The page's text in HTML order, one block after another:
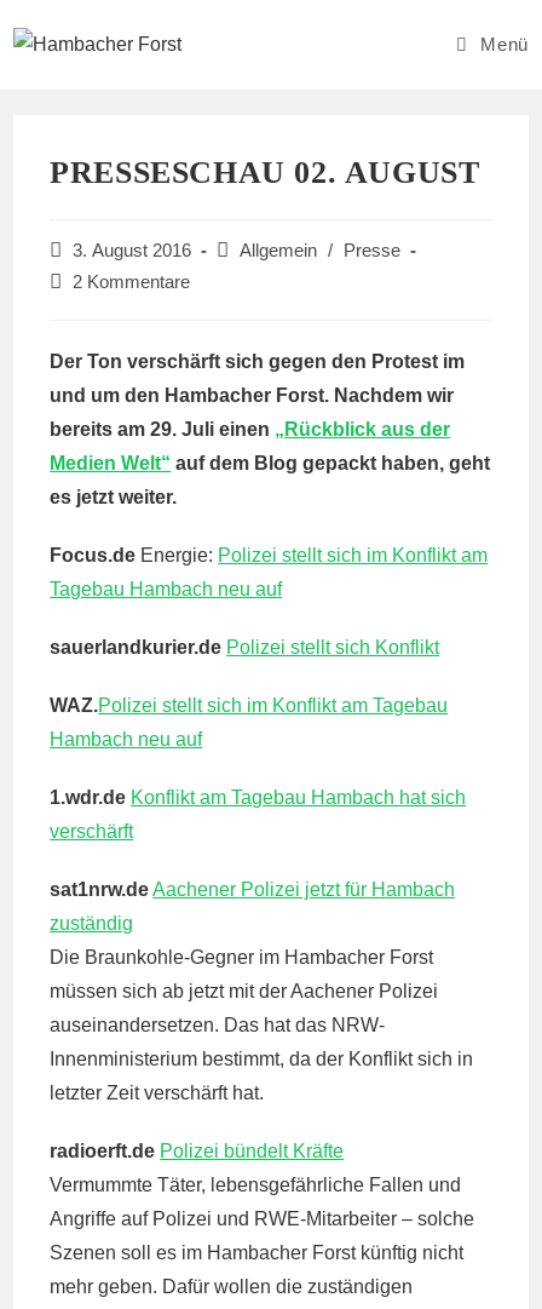
Inhalt
Menü
PRESSESCHAU 02. AUGUST
Beitrag
veröffentlicht:
3. August 2016
Beitrags-
Allgemein /
Presse
Beitrags-
2 Kommentare
Der Ton verschärft sich gegen den Protest im
und um den Hambacher Forst. Nachdem wir
bereits am 29. Juli einen „Rückblick aus der
Medien Welt“ auf dem Blog gepackt haben, geht
es jetzt weiter.
Focus.de Energie: Polizei stellt sich im Konflikt am
Tagebau Hambach neu auf
sauerlandkurier.de Polizei stellt sich Konflikt
WAZ.Polizei stellt sich im Konflikt am Tagebau
Hambach neu auf
1.wdr.de Konflikt am Tagebau Hambach hat sich
verschärft
sat1nrw.deAachener Polizei jetzt für Hambach
zuständig
Die Braunkohle-Gegner im Hambacher Forst
müssen sich ab jetzt mit der Aachener Polizei
auseinandersetzen. Das hat das NRW-
Innenministerium bestimmt, da der Konflikt sich in
letzter Zeit verschärft hat.
radioerft.de Polizei bündelt Kräfte
Vermummte Täter, lebensgefährliche Fallen und
Angriffe auf Polizei und RWE-Mitarbeiter – solche
Szenen soll es im Hambacher Forst künftig nicht
mehr geben. Dafür wollen die zuständigen